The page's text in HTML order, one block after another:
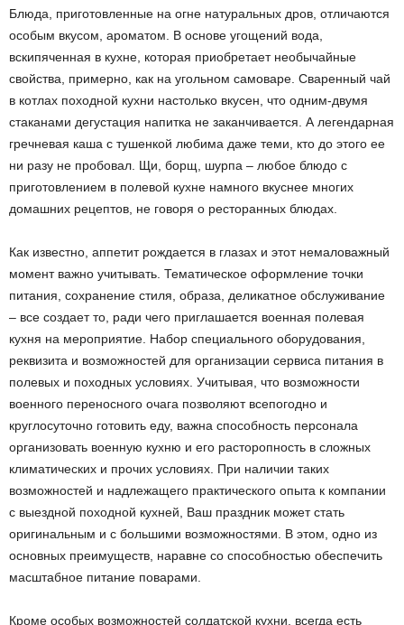
Блюда, приготовленные на огне натуральных дров, отличаются
особым вкусом, ароматом. В основе угощений вода,
вскипяченная в кухне, которая приобретает необычайные
свойства, примерно, как на угольном самоваре. Сваренный чай
в котлах походной кухни настолько вкусен, что одним-двумя
стаканами дегустация напитка не заканчивается. А легендарная
гречневая каша с тушенкой любима даже теми, кто до этого ее
ни разу не пробовал. Щи, борщ, шурпа – любое блюдо с
приготовлением в полевой кухне намного вкуснее многих
домашних рецептов, не говоря о ресторанных блюдах.
Как известно, аппетит рождается в глазах и этот немаловажный
момент важно учитывать. Тематическое оформление точки
питания, сохранение стиля, образа, деликатное обслуживание
– все создает то, ради чего приглашается военная полевая
кухня на мероприятие. Набор специального оборудования,
реквизита и возможностей для организации сервиса питания в
полевых и походных условиях. Учитывая, что возможности
военного переносного очага позволяют всепогодно и
круглосуточно готовить еду, важна способность персонала
организовать военную кухню и его расторопность в сложных
климатических и прочих условиях. При наличии таких
возможностей и надлежащего практического опыта к компании
с выездной походной кухней, Ваш праздник может стать
оригинальным и с большими возможностями. В этом, одно из
основных преимуществ, наравне со способностью обеспечить
масштабное питание поварами.
Кроме особых возможностей солдатской кухни, всегда есть